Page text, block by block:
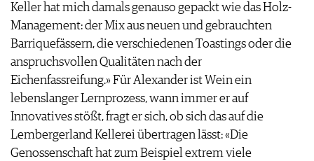
Keller hat mich damals genauso gepackt wie das Holz-
Management: der Mix aus neuen und gebrauchten
Barriquefässern, die verschiedenen Toastings oder die
anspruchsvollen Qualitäten nach der
Eichenfassreifung.» Für Alexander ist Wein ein
lebenslanger Lernprozess, wann immer er auf
Innovatives stößt, fragt er sich, ob sich das auf die
Lembergerland Kellerei übertragen lässt: «Die
Genossenschaft hat zum Beispiel extrem viele